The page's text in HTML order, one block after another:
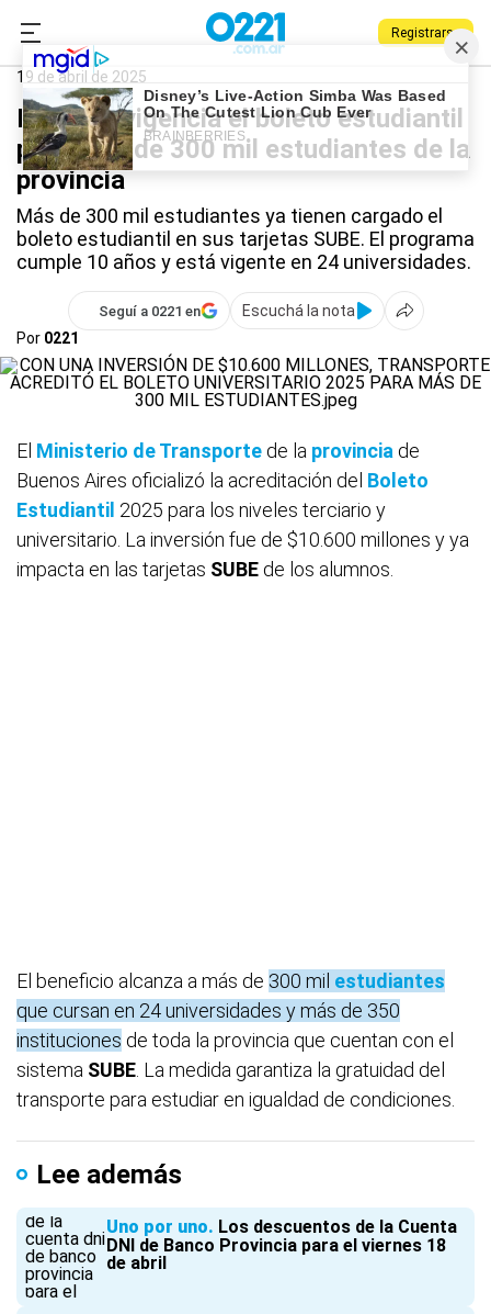
Registrarse
0221.com.ar
Boleto estudiantil
19 de abril de 2025
Entró en vigencia el boleto estudiantil
para más de 300 mil estudiantes de la
provincia
Más de 300 mil estudiantes ya tienen cargado el
boleto estudiantil en sus tarjetas SUBE. El programa
cumple 10 años y está vigente en 24 universidades.
Seguí a 0221 en
Escuchá la nota
Por 0221
El Ministerio de Transporte de la provincia de
Buenos Aires oficializó la acreditación del Boleto
Estudiantil 2025 para los niveles terciario y
universitario. La inversión fue de $10.600 millones y ya
impacta en las tarjetas SUBE de los alumnos.
El beneficio alcanza a más de 300 mil estudiantes
que cursan en 24 universidades y más de 350
instituciones de toda la provincia que cuentan con el
sistema SUBE . La medida garantiza la gratuidad del
transporte para estudiar en igualdad de condiciones.
Lee además
Uno por uno Los descuentos de la Cuenta
DNI de Banco Provincia para el viernes 18
de abril